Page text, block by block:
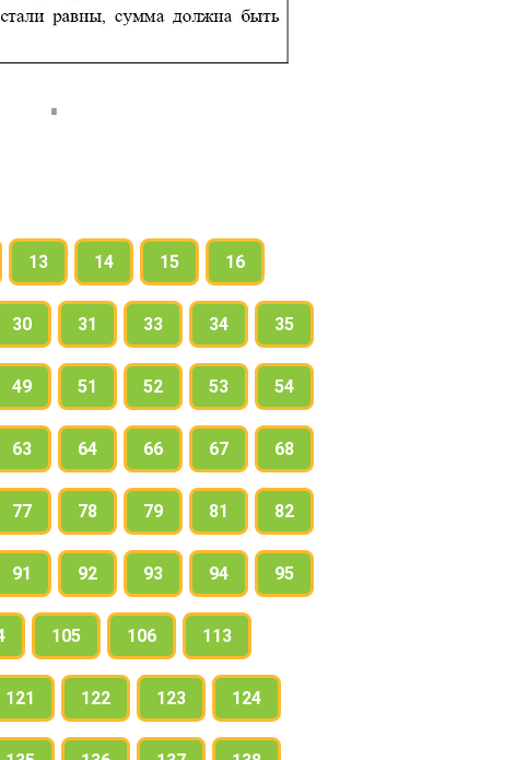
13 14 15 16
30 31 33 34 35
49 51 52 53 54
63 64 66 67 68
77 78 79 81 82
91 92 93 94 95
105 106 113
121 122 123 124